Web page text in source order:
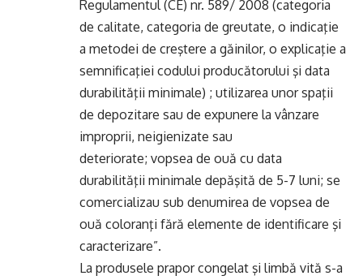
Regulamentul (CE) nr. 589/ 2008 (categoria
de calitate, categoria de greutate, o indicaţie
a metodei de creştere a găinilor, o explicaţie a
semnificaţiei codului producătorului şi data
durabilităţii minimale) ; utilizarea unor spaţii
de depozitare sau de expunere la vânzare
improprii, neigienizate sau
deteriorate; vopsea de ouă cu data
durabilităţii minimale depăşită de 5-7 luni; se
comercializau sub denumirea de vopsea de
ouă coloranţi fără elemente de identificare şi
caracterizare”.
La produsele prapor congelat şi limbă vită s-a